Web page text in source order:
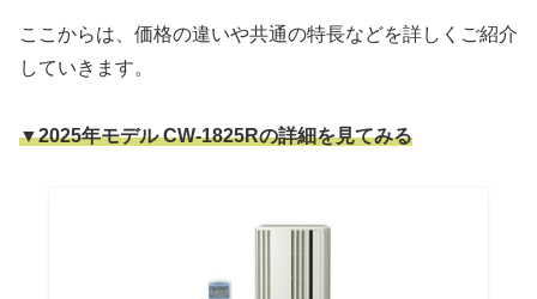
ここからは、価格の違いや共通の特長などを詳しくご紹介
していきます。
▼2025年モデル CW-1825Rの詳細を見てみる